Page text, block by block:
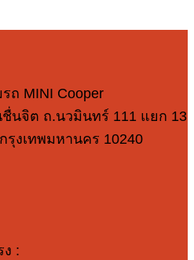
ถ MINI Cooper
นจิต ถ.นวมินทร์ 111 แยก 13
รุงเทพมหานคร 10240
: